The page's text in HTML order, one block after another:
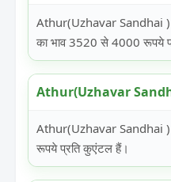
Athur(Uzhavar Sandhai
का भाव 3520 से 4000 रूपये
Athur(Uzhavar
Athur(Uzhavar Sandhai )
रूपये प्रति कुएंटल हैं।